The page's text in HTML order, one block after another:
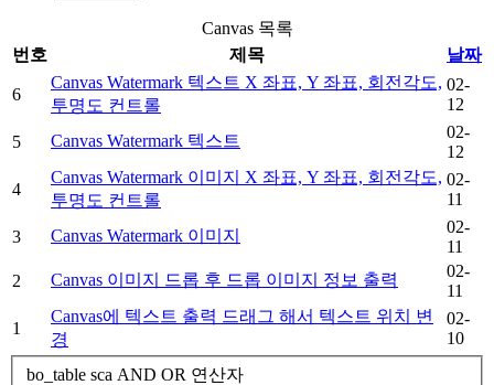
Canvas 목록
번호
제목 날짜
6
Canvas Watermark 텍스트 X 좌표, Y 좌표, 회전각도,
투명도 컨트롤
02-
12
5
Canvas Watermark 텍스트
02-
12
4
Canvas Watermark 이미지 X 좌표, Y 좌표, 회전각도,
투명도 컨트롤
02-
11
3
Canvas Watermark 이미지
02-
11
2
Canvas 이미지 드롭 후 드롭 이미지 정보 출력
02-
11
1
Canvas에 텍스트 출력 드래그 해서 텍스트 위치 변
경
02-
10
bo_table sca AND OR 연산자